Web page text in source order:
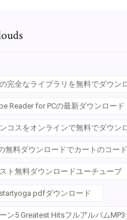
完全なライブラリを無料でダウン
Reader for PCの最新ダウンロード
コスをオンラインで無料でダウン
無料ダウンロードでカートのコー
ト無料ダウンロードユーチューブ
pdfダウンロード
ン5 Greatest Hitsフルアルバム